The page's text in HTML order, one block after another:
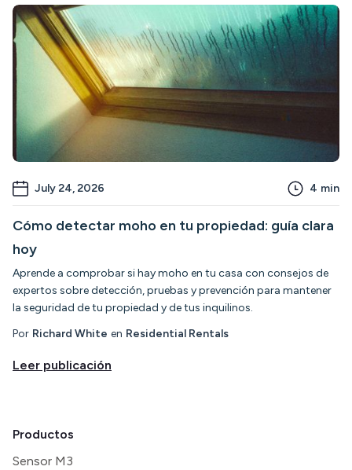
July 24, 2026 4 min
Cómo detectar moho en tu propiedad: guía clara
hoy
Aprende a comprobar si hay moho en tu casa con consejos de
expertos sobre detección, pruebas y prevención para mantener
la seguridad de tu propiedad y de tus inquilinos.
Por Richard White en Residential Rentals
Leer publicación
Productos
Sensor M3